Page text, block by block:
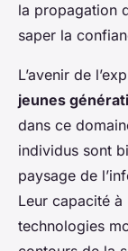
la propagation
saper la
L’avenir de
jeunes
dans ce
individus sont
paysage de
Leur capacité
technologies